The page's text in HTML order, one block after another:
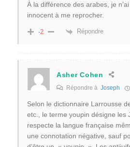
À la différence des arabes, je
innocent à me reprocher.
-2 Répondre
Asher Cohen
Répondre à Joseph
Selon le dictionnaire Larrousse
etc., le terme youpin désigne les
respecte la langue française
une connotation négative, sauf